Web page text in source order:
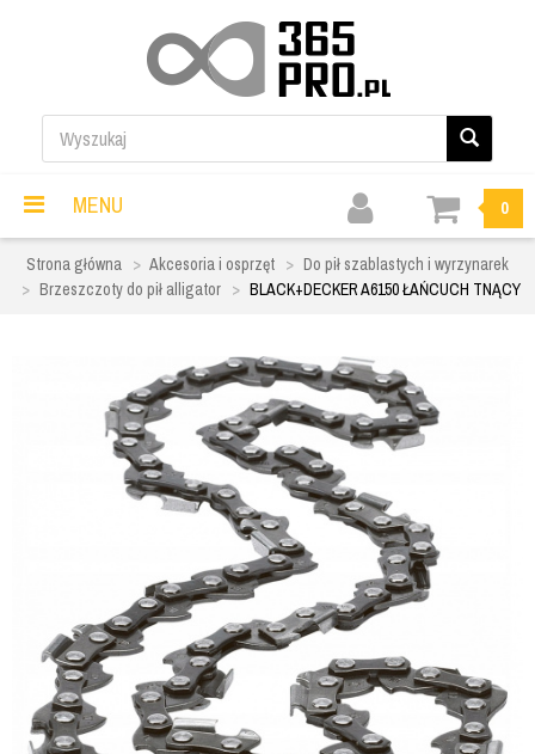
MENU 0
Strona główna Akcesoria i osprzęt
Do pił szablastych i wyrzynarek
Brzeszczoty do pił alligator
BLACK+DECKER A6150 ŁAŃCUCH TNĄCY